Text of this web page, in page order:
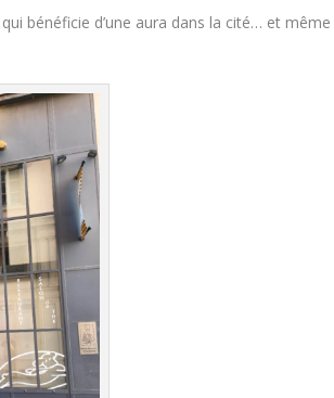
bénéficie d’une aura dans la cité… et même